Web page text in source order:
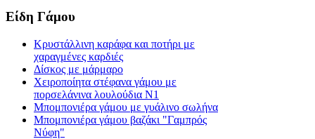
Είδη Γάμου
Κρυστάλλινη καράφα και ποτήρι με
χαραγμένες καρδιές
Δίσκος με μάρμαρο
Χειροποίητα στέφανα γάμου με
πορσελάνινα λουλούδια Ν1
Μπομπονιέρα γάμου με γυάλινο σωλήνα
Μπομπονιέρα γάμου βαζάκι "Γαμπρός
Νύφη"